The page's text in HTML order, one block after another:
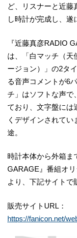
ど、リスナーと近藤
し時計が完成し、遂
『近藤真彦RADIO
は、「白マッチ（天
ージョン）」の2タ
る音声コメントが6
チ」はソフトな声で
ており、文字盤には
くデザインされてい
途。
時計本体から外箱ま
GARAGE』番組オ
より、下記サイトで
販売サイトURL：
https://fanicon.net/